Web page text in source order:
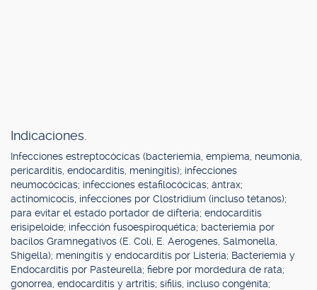
Indicaciones.
Infecciones estreptocócicas (bacteriemia, empiema, neumonía,
pericarditis, endocarditis, meningitis); infecciones
neumocócicas; infecciones estafilocócicas; ántrax;
actinomicocis, infecciones por Clostridium (incluso tétanos);
para evitar el estado portador de difteria; endocarditis
erisipeloide; infección fusoespiroquética; bacteriemia por
bacilos Gramnegativos (E. Coli, E. Aerogenes, Salmonella,
Shigella); meningitis y endocarditis por Listeria; Bacteriemia y
Endocarditis por Pasteurella; fiebre por mordedura de rata;
gonorrea, endocarditis y artritis; sífilis, incluso congénita;